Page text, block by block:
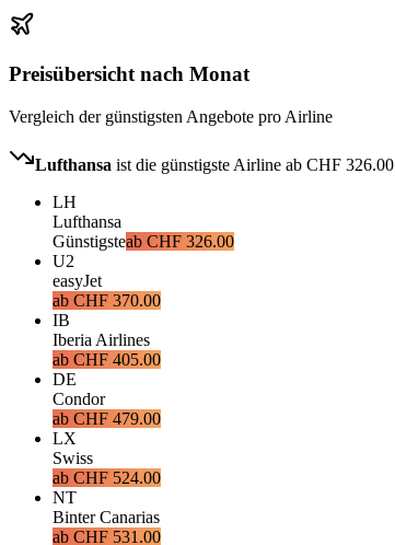
Preisübersicht nach Monat
Vergleich der günstigsten Angebote pro Airline
Lufthansa ist die günstigste Airline ab CHF 326.00
LH
Lufthansa
Günstigsteab CHF 326.00
U2
easyJet
ab CHF 370.00
IB
Iberia Airlines
ab CHF 405.00
DE
Condor
ab CHF 479.00
LX
Swiss
ab CHF 524.00
NT
Binter Canarias
ab CHF 531.00